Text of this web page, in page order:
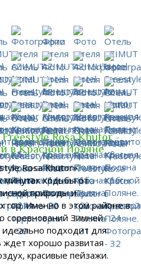
Rosa Khutor -
в Красной Поляне
Rosa Khutor»
минутах ходьбы от
природы и
гор. Именно в этом районе в
соревнований Зимней
подходит для
ждет хорошо развитая
красивые пейзажи.